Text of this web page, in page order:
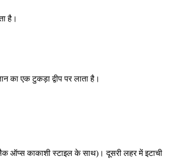
है।
का एक टुकड़ा द्वीप पर लाता है।
ऑप्स काकाशी स्टाइल के साथ)। दूसरी लहर में इटाची